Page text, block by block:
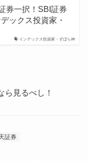
インデックス投資家・ずぼら神
券一択！SBI証券
ックス投資家・
見るべし！
証券